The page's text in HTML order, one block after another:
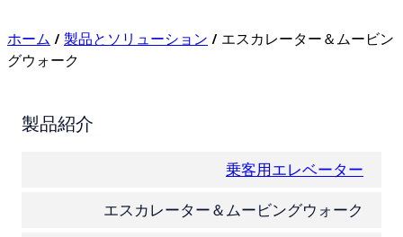
ホーム / 製品とソリューション / エスカレーター＆ムービン
グウォーク
製品紹介
乗客用エレベーター
エスカレーター＆ムービングウォーク